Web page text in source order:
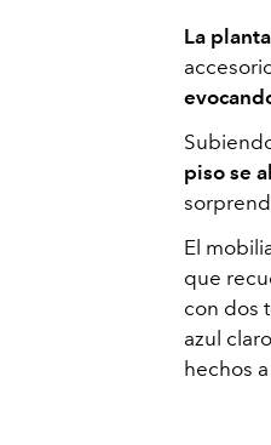
La
piso se
El
que
con dos
azul
hechos